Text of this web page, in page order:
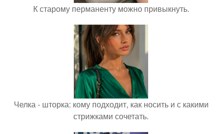
К старому перманенту можно привыкнуть.
Челка - шторка: кому подходит, как носить и с какими
стрижками сочетать.